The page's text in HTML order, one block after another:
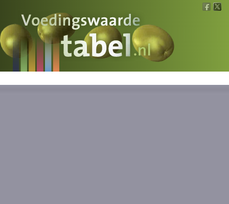
Voedingswaarde
Wat is wat?